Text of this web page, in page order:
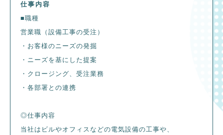
仕事内容
■職種
営業職（設備工事の受注）
・お客様のニーズの発掘
・ニーズを基にした提案
・クロージング、受注業務
・各部署との連携
◎仕事内容
当社はビルやオフィスなどの電気設備の工事や、